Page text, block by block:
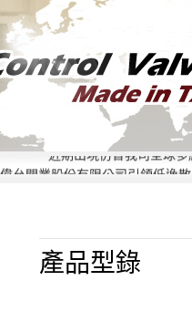
近期出現仿冒我司全球
偉允閥業股份有限公司引領低逸
產品型錄